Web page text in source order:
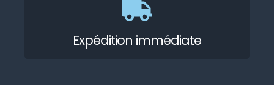
Expédition immédiate